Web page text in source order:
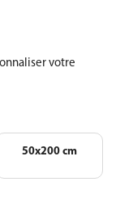
votre
50x200 cm